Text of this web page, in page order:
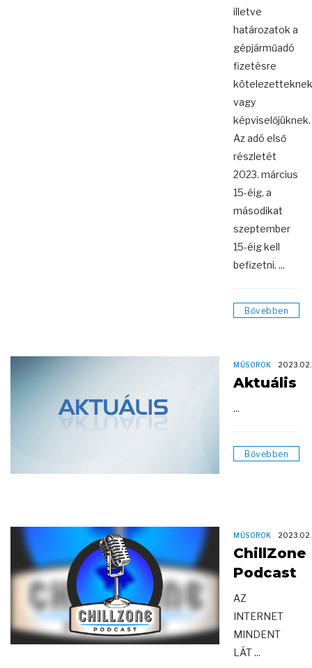
illetve
határozatok a
gépjárműadó
fizetésre
kötelezetteknek
vagy
képviselőjüknek.
Az adó első
részletét
2023. március
15-éig, a
másodikat
szeptember
15-éig kell
befizetni. ...
Bővebben
MŰSOROK
Aktuális
...
Bővebben
MŰSOROK
ChillZone
Podcast
AZ
INTERNET
MINDENT
LÁT ...